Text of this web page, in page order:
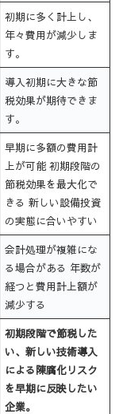
初期に多く計上し、
年々費用が減少しま
す。
導入初期に大きな節
税効果が期待できま
す。
早期に多額の費用計
上が可能 初期段階の
節税効果を最大化で
きる 新しい設備投資
の実態に合いやすい
会計処理が複雑にな
る場合がある 年数が
経つと費用計上額が
減少する
初期段階で節税した
い、新しい技術導入
による陳腐化リスク
を早期に反映したい
企業。